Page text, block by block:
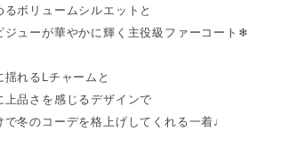
るボリュームシルエットと
ジューが華やかに輝く主役級ファーコート❄︎
揺れるLチャームと
上品さを感じるデザインで
で冬のコーデを格上げしてくれる一着♩